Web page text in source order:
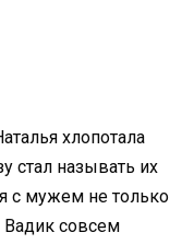
хлопотала
стал называть их
с мужем не только
Вадик совсем